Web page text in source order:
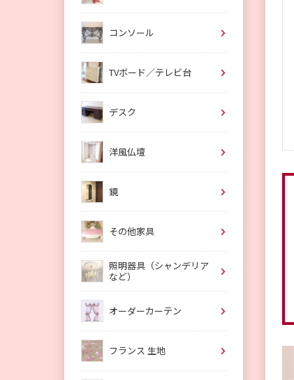
コンソール
TVボード／テレビ台
デスク
洋風仏壇
鏡
その他家具
照明器具（シャンデリア
など）
オーダーカーテン
フランス 生地